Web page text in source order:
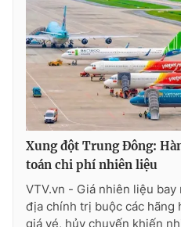
VTV Sức khoẻ
Thị trường 24h
VTV4
VTV9
Liên hệ tòa soạn
Xung đột Trung Đông:
toán chi phí nhiên liệu
VTV.vn - Giá nhiên liệu
địa chính trị buộc các hãng
giá vé, hủy chuyến khiến